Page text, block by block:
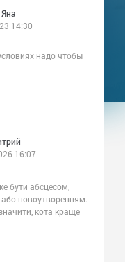
14:30
надо чтобы
16:07
бути абсцесом,
новоутворенням.
кота краще